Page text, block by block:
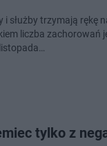
i służby trzymają
liczba zachorowań
tylko z